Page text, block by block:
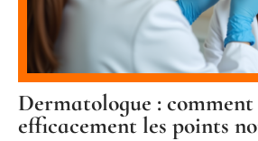
Dermatologue :
efficacement les points